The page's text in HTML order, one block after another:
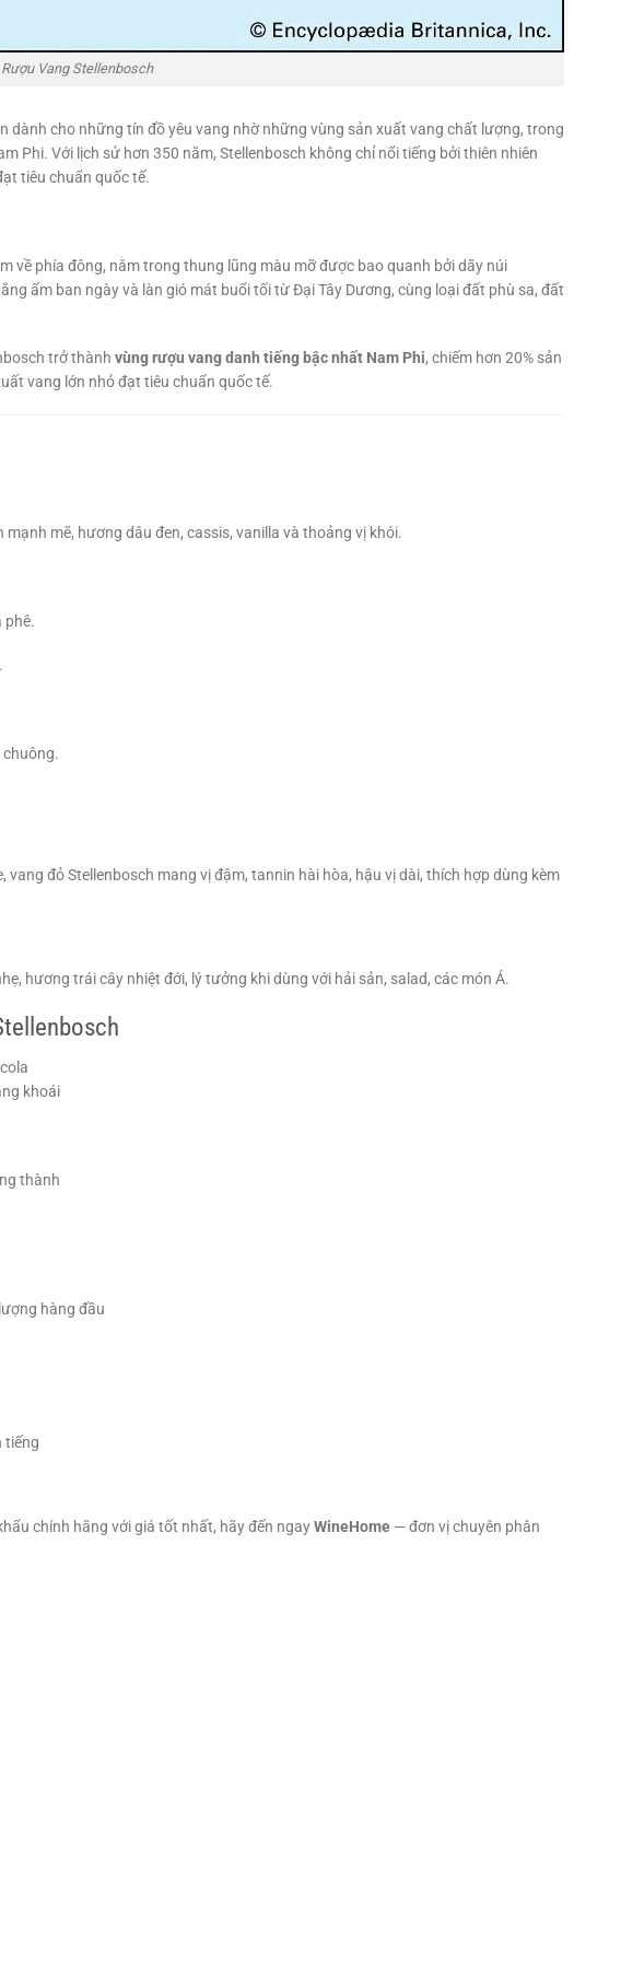
Rượu Vang Stellenbosch
dành cho những tín đồ yêu vang nhờ những vùng sản xuất vang chất lượng, trong
Phi. Với lịch sử hơn 350 năm, Stellenbosch không chỉ nổi tiếng bởi thiên nhiên
tiêu chuẩn quốc tế.
về phía đông, nằm trong thung lũng màu mỡ được bao quanh bởi dãy núi
ấm ban ngày và làn gió mát buổi tối từ Đại Tây Dương, cùng loại đất phù sa, đất
trở thành vùng rượu vang danh tiếng bậc nhất Nam Phi, chiếm hơn 20% sản
vang lớn nhỏ đạt tiêu chuẩn quốc tế.
mẽ, hương dâu đen, cassis, vanilla và thoảng vị khói.
phê.
đỏ Stellenbosch mang vị đậm, tannin hài hòa, hậu vị dài, thích hợp dùng kèm
hương trái cây nhiệt đới, lý tưởng khi dùng với hải sản, salad, các món Á.
khoái
thành
hàng đầu
tiếng
chính hãng với giá tốt nhất, hãy đến ngayWineHome— đơn vị chuyên phân